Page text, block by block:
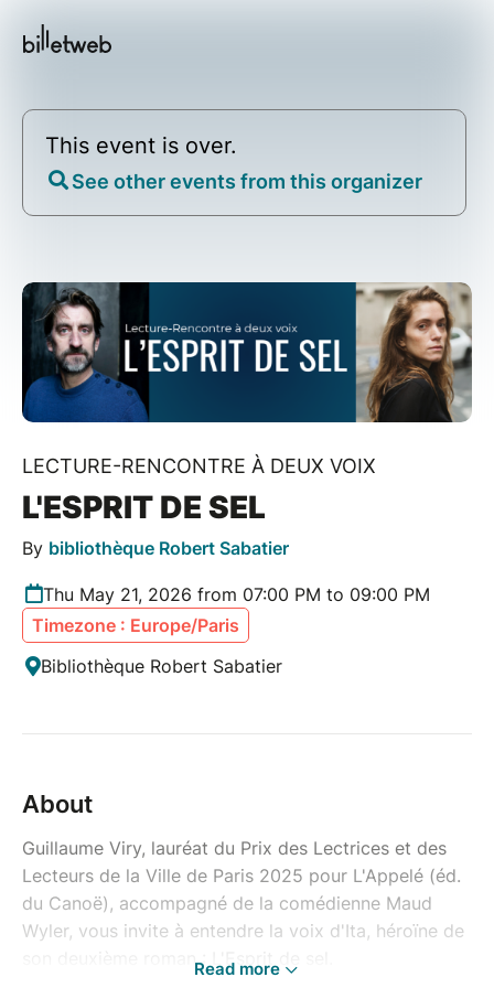
This event is over.
See other events from this organizer
LECTURE-RENCONTRE À DEUX VOIX
L'ESPRIT DE SEL
By bibliothèque Robert Sabatier
Thu May 21, 2026 from 07:00 PM to 09:00 PM
Timezone : Europe/Paris
Bibliothèque Robert Sabatier
About
Guillaume Viry, lauréat du Prix des Lectrices et des
Lecteurs de la Ville de Paris 2025 pour L'Appelé (éd.
du Canoë), accompagné de la comédienne Maud
Wyler, vous invite à entendre la voix d'Ita, héroïne de
son deuxième roman : L'Esprit de sel.
Read more